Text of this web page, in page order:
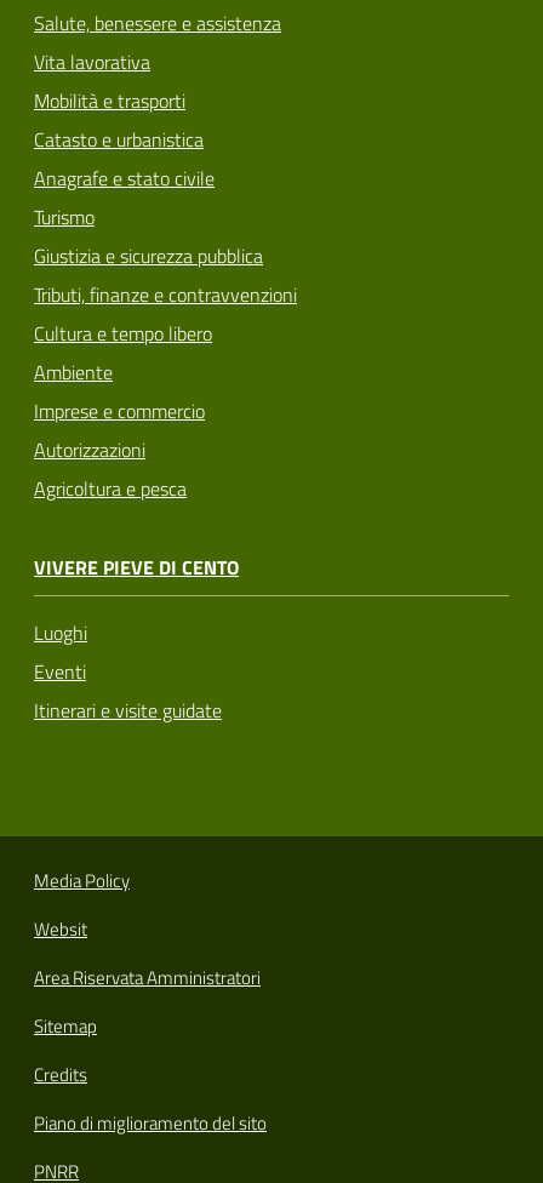
Salute, benessere e assistenza
Vita lavorativa
Mobilità e trasporti
Catasto e urbanistica
Anagrafe e stato civile
Turismo
Giustizia e sicurezza pubblica
Tributi, finanze e contravvenzioni
Cultura e tempo libero
Ambiente
Imprese e commercio
Autorizzazioni
Agricoltura e pesca
VIVERE PIEVE DI CENTO
Luoghi
Eventi
Itinerari e visite guidate
Media Policy
Websit
Area Riservata Amministratori
Sitemap
Credits
Piano di miglioramento del sito
PNRR